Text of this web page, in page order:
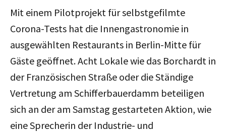
Mit einem Pilotprojekt für selbstgefilmte
Corona-Tests hat die Innengastronomie in
ausgewählten Restaurants in Berlin-Mitte für
Gäste geöffnet. Acht Lokale wie das Borchardt in
der Französischen Straße oder die Ständige
Vertretung am Schifferbauerdamm beteiligen
sich an der am Samstag gestarteten Aktion, wie
eine Sprecherin der Industrie- und